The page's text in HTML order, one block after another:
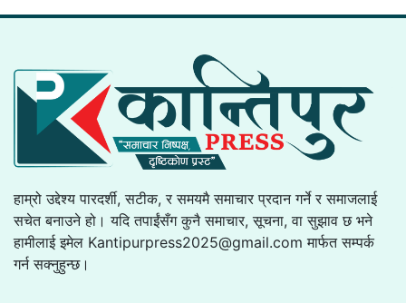
हाम्रो उद्देश्य पारदर्शी, सटीक, र समयमै समाचार प्रदान गर्ने र समाजलाई
सचेत बनाउने हो। यदि तपाईंसँग कुनै समाचार, सूचना, वा सुझाव छ भने
हामीलाई इमेल Kantipurpress2025@gmail.com मार्फत सम्पर्क
गर्न सक्नुहुन्छ।